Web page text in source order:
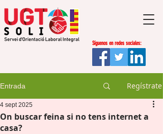
Síguenos en redes sociales:
Entrada Regístrate
On buscar feina si no tens internet a
casa?
4 sept 2025